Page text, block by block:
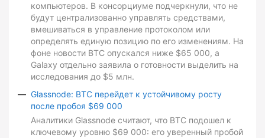
компьютеров. В консорциуме подчеркнули, что не
будут централизованно управлять средствами,
вмешиваться в управление протоколом или
определять единую позицию по его изменениям. На
фоне новости BTC опускался ниже $65 000, а
Galaxy отдельно заявила о готовности выделить на
исследования до $5 млн.
Glassnode: BTC перейдет к устойчивому росту
после пробоя $69 000
Аналитики Glassnode считают, что BTC подошел к
ключевому уровню $69 000: его уверенный пробой